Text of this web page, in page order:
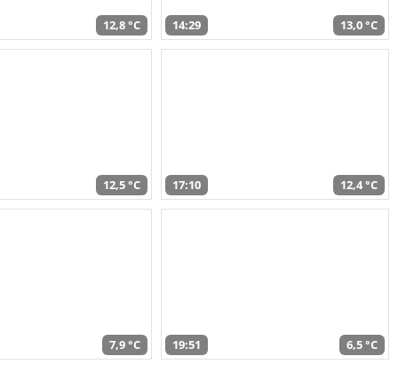
12,8 °C 14:29 13,0 °C
12,5 °C 17:10 12,4 °C
7,9 °C 19:51 6,5 °C